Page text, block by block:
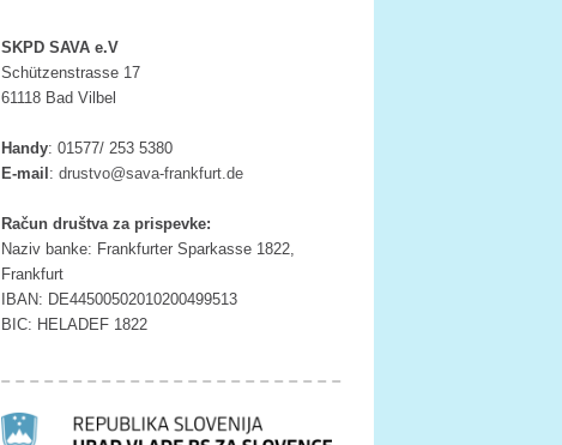
SKPD SAVA e.V
Schützenstrasse 17
61118 Bad Vilbel
Handy: 01577/ 253 5380
E-mail : ed.tr
ufkna
rf-av
as@ov
tsurd
Račun društva za prispevke:
Naziv banke: Frankfurter Sparkasse 1822,
Frankfurt
IBAN: DE44500502010200499513
BIC: HELADEF 1822